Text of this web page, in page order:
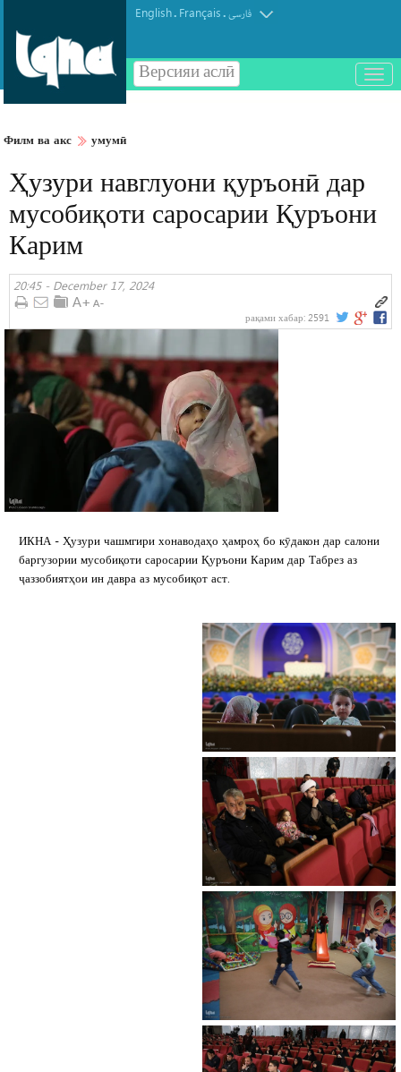
English. Français.فارسی
Версияи аслӣ
باز
و
Филм ва акс умумӣ
Ҳузури навглуони қуръонӣ дар
мусобиқоти саросарии Қуръони
Карим
20:45 - December 17, 2024
рақами хабар: 2591
ИКНА - Ҳузури чашмгири хонаводаҳо ҳамроҳ бо кӯдакон дар салони
баргузории мусобиқоти саросарии Қуръони Карим дар Табрез аз
ҷаззобиятҳои ин давра аз мусобиқот аст.